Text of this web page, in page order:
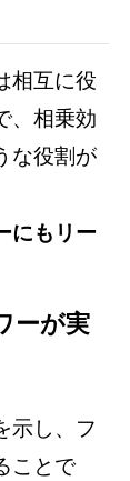
相互に役
、相乗効
な役割が
にもリー
ーが実
示し、フ
ことで